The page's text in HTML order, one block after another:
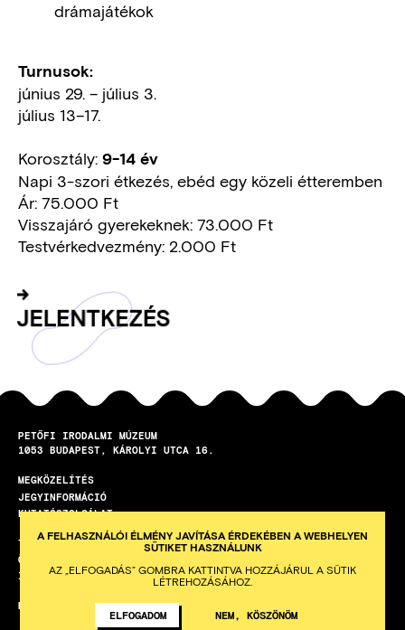
drámajátékok
Turnusok:
június 29. – július 3.
július 13–17.
Korosztály: 9-14 év
Napi 3-szori étkezés, ebéd egy közeli étteremben
Ár: 75.000 Ft
Visszajáró gyerekeknek: 73.000 Ft
Testvérkedvezmény: 2.000 Ft
JE­LENT­KE­ZÉS
PETŐFI IRODALMI MÚZEUM
1053
BUDAPEST KÁROLYI UTCA 16.
LÁBLÉC
MEGKÖZELÍTÉS
JEGYINFORMÁCIÓ
KUTATÓSZOLGÁLAT
TEREMBÉRLET
ÖNKÉNTES PROGRAM
ISKOLAI KÖZÖSSÉGI SZOLGÁLAT
HETI HÍRLEVÉL
A FELHASZNÁLÓI ÉLMÉNY JAVÍTÁSA ÉRDEKÉBEN A WEBHELYEN
SÜTIKET HASZNÁLUNK
AZ „ELFOGADÁS” GOMBRA KATTINTVA HOZZÁJÁRUL A SÜTIK
LÉTREHOZÁSÁHOZ.
ELFOGADOM NEM, KÖSZÖNÖM